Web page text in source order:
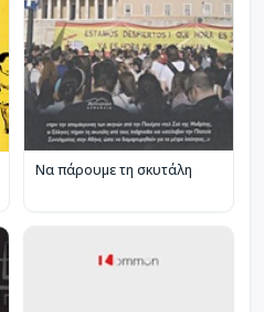
Να πάρουμε τη σκυτάλη